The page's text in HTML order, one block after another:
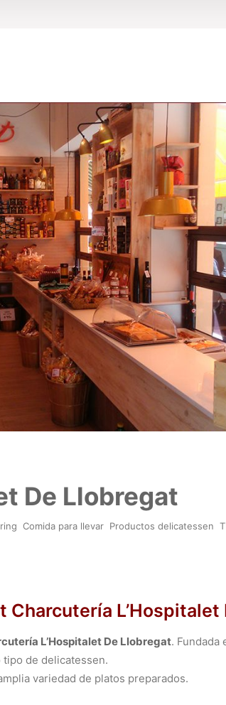
De Llobregat
Comida para llevar Productos delicatessen
Charcutería
L’Hospitalet De Llobregat. Fundada
de delicatessen.
variedad de platos preparados.